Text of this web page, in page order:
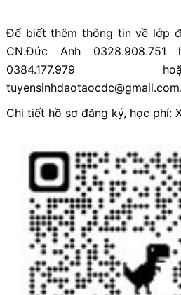
Để biết thêm thông tin về lớp
CN.Đức Anh 0328.908.751
0384.177.979
tuyensinhdaotaocdc@gmail.com.
Chi tiết hồ sơ đăng ký, học phí: